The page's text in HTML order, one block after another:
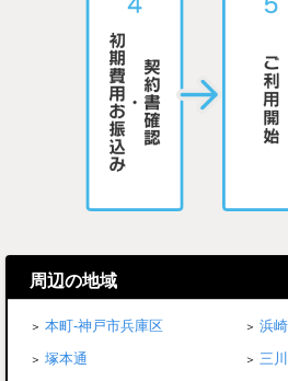
周辺の地域
本町-神戸市兵庫区
浜
塚本通
三